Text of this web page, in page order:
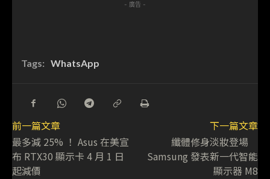
- 廣告 -
Tags: WhatsApp
前一篇文章
最多減 25% ！ Asus 在美宣
布 RTX30 顯示卡 4 月 1 日
起減價
下一篇文章
纖體修身淡妝登場
Samsung 發表新一代智能
顯示器 M8